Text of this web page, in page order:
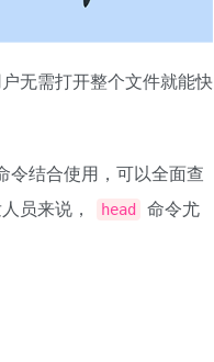
无需打开整个文件就能快
令结合使用，可以全面查
员来说，
head
命令尤